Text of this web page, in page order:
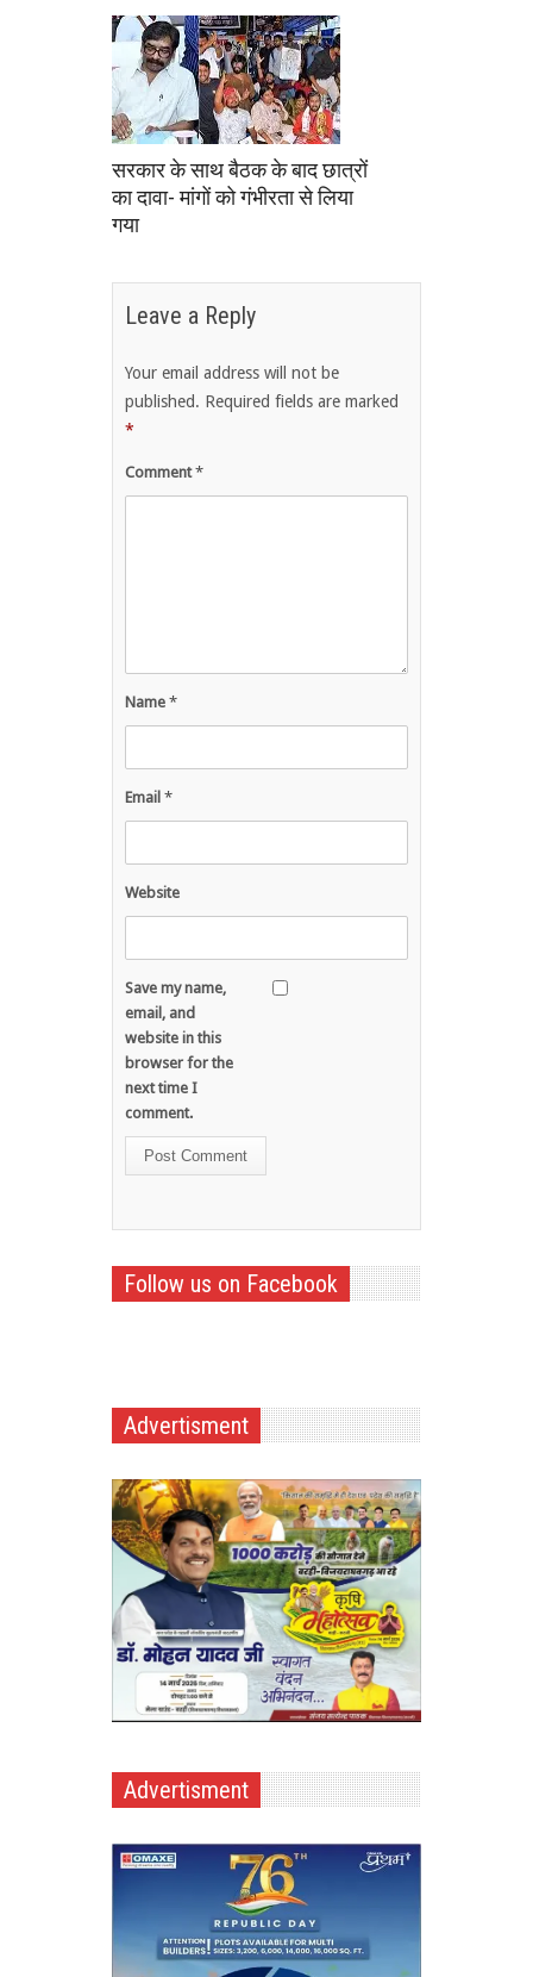
सरकार के साथ बैठक के बाद छात्रों
का दावा- मांगों को गंभीरता से लिया
गया
Leave a Reply
Your email address will not be
published. Required fields are marked
*
Comment*
Name *
Email *
Website
Save my name,
email, and
website in this
browser for the
next time I
comment.
Follow us on Facebook
Advertisment
Advertisment